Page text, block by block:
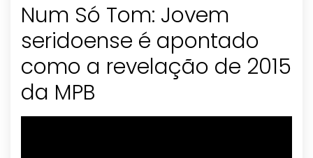
Num Só Tom: Jovem
seridoense é apontado
como a revelação de 2015
da MPB